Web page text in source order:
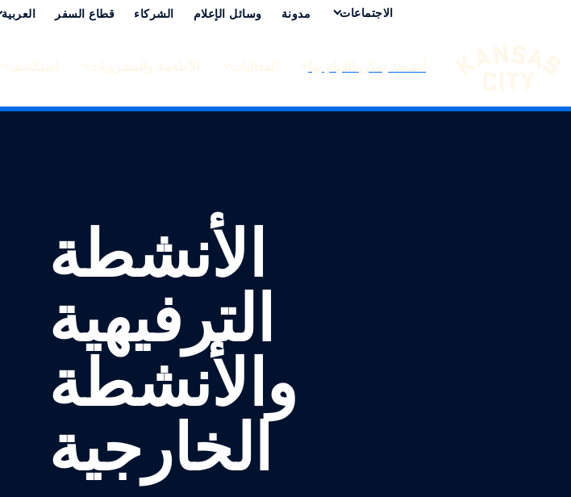
تفضل بزيارة مدينة كانساس سيتي
الاجتماعات مدونة وسائل الإعلام الشركاء قطاع السفر العربية‏
الأنشطة
الترفيهية
والأنشطة
الخارجية